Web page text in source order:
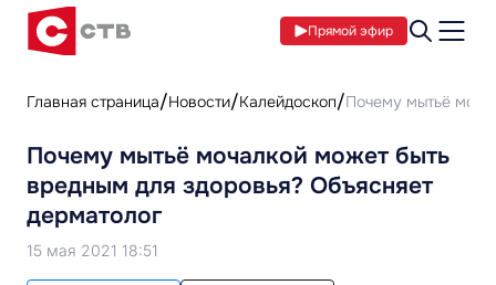
Прямой эфир
Главная страница Новости Калейдоскоп Почему мытьё
Почему мытьё мочалкой может быть
вредным для здоровья? Объясняет
дерматолог
15 мая 2021 18:51